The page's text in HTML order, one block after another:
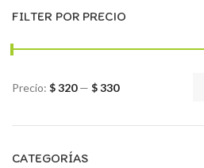
FILTER POR PRECIO
Precio: $ 320— $ 330
CATEGORÍAS